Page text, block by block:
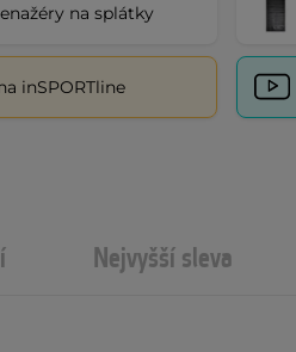
na splátky
inSPORTline
Nejvyšší sleva